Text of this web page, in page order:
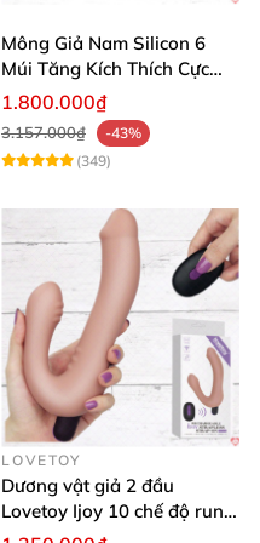
Mông Giả Nam Silicon 6
Múi Tăng Kích Thích Cực
Mạnh
1.800.000₫
3.157.000₫
-43%
(349)
LOVETOY
Dương vật giả 2 đầu
Lovetoy Ijoy 10 chế độ rung
sạc tiện lợi mua ngay